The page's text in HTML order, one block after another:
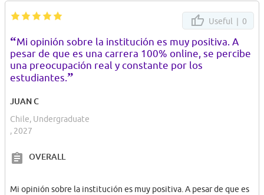
Useful | 0
“Mi opinión sobre la institución es muy positiva. A
pesar de que es una carrera 100% online, se percibe
una preocupación real y constante por los
estudiantes.”
JUAN C
Chile, Undergraduate
, 2027
OVERALL
Mi opinión sobre la institución es muy positiva. A pesar de que es